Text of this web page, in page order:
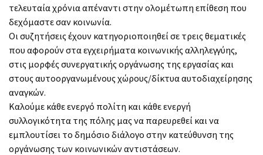
τελευταία χρόνια απέναντι στην ολομέτωπη επίθεση που
δεχόμαστε σαν κοινωνία.
Οι συζητήσεις έχουν κατηγοριοποιηθεί σε τρεις θεματικές
που αφορούν στα εγχειρήματα κοινωνικής αλληλεγγύης,
στις μορφές συνεργατικής οργάνωσης της εργασίας και
στους αυτοοργανωμένους χώρους/δίκτυα αυτοδιαχείρησης
αναγκών.
Καλούμε κάθε ενεργό πολίτη και κάθε ενεργή
συλλογικότητα της πόλης μας να παρευρεθεί και να
εμπλουτίσει το δημόσιο διάλογο στην κατεύθυνση της
οργάνωσης των κοινωνικών αντιστάσεων.